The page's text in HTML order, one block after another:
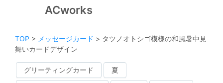
ACworks
TOP > メッセージカード > タツノオトシゴ模様の和風暑中見
舞いカードデザイン
グリーティングカード 夏